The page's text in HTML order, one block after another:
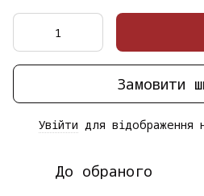
Замовити
Увійти для відображення
До обраного